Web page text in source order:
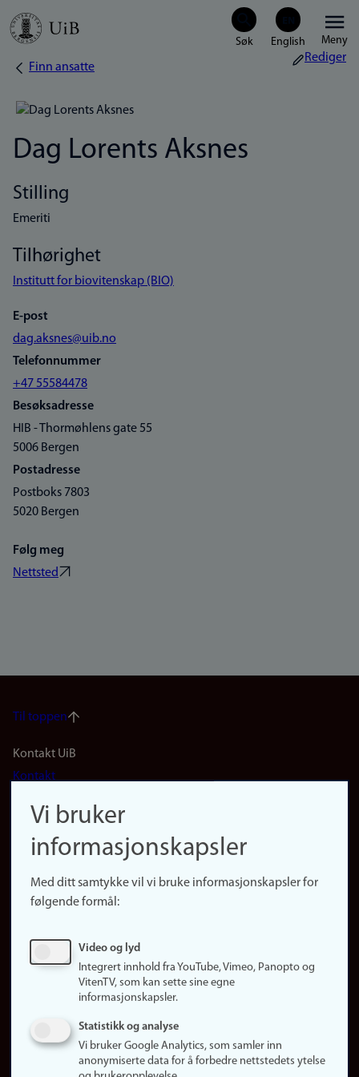
Hopp
Meny
Navigasjonssti
Finn ansatte
Rediger
Dag Lorents Aksnes
Stilling
Emeriti
Tilhørighet
Institutt for biovitenskap (BIO)
E-post
dag.aksnes@uib.no
Telefonnummer
+47 55584478
Besøksadresse
HIB - Thormøhlens gate 55
5006 Bergen
Postadresse
Postboks 7803
5020 Bergen
Følg meg
Nettsted
Til toppen
Footer
(no)
Kontakt UiB
Kontakt
Finn forsker
Presse
Finn studier
Ledige stillinger
Om nettstedet
Informasjonskapsler
Vi bruker
informasjonskapsler
Med ditt samtykke vil vi bruke informasjonskapsler for
følgende formål:
Video og lyd
Integrert innhold fra YouTube, Vimeo, Panopto og
VitenTV, som kan sette sine egne
informasjonskapsler.
Statistikk og analyse
Vi bruker Google Analytics, som samler inn
anonymiserte data for å forbedre nettstedets ytelse